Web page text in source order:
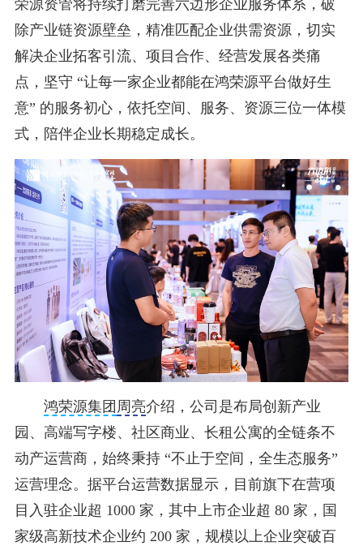
荣源资管将持续打磨完善六边形企业服务体系，破
除产业链资源壁垒，精准匹配企业供需资源，切实
解决企业拓客引流、项目合作、经营发展各类痛
点，坚守 “让每一家企业都能在鸿荣源平台做好生
意” 的服务初心，依托空间、服务、资源三位一体模
式，陪伴企业长期稳定成长。
鸿荣源集团 周亮介绍，公司是布局创新产业
园、高端写字楼、社区商业、长租公寓的全链条不
动产运营商，始终秉持 “不止于空间，全生态服务”
运营理念。据平台运营数据显示，目前旗下在营项
目入驻企业超 1000 家，其中上市企业超 80 家，国
家级高新技术企业约 200 家，规模以上企业突破百